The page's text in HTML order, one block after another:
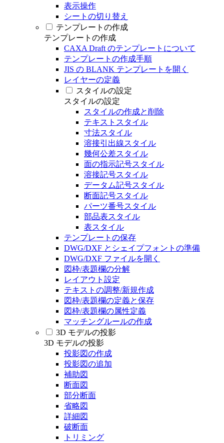
表示操作
シートの切り替え
テンプレートの作成
テンプレートの作成
CAXA Draft のテンプレートについて
テンプレートの作成手順
JIS の BLANK テンプレートを開く
レイヤーの定義
スタイルの設定
スタイルの設定
スタイルの作成と削除
テキストスタイル
寸法スタイル
溶接引出線スタイル
幾何公差スタイル
面の指示記号スタイル
溶接記号スタイル
データム記号スタイル
断面記号スタイル
パーツ番号スタイル
部品表スタイル
表スタイル
テンプレートの保存
DWG/DXF とシェイプフォントの準備
DWG/DXF ファイルを開く
図枠/表題欄の分解
レイアウト設定
テキストの調整/新規作成
図枠/表題欄の定義と保存
図枠/表題欄の属性定義
マッチングルールの作成
3D モデルの投影
3D モデルの投影
投影図の作成
投影図の追加
補助図
断面図
部分断面
省略図
詳細図
破断面
トリミング